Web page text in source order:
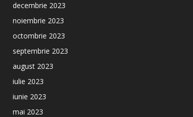
decembrie 2023
noiembrie 2023
octombrie 2023
septembrie 2023
august 2023
iulie 2023
iunie 2023
mai 2023